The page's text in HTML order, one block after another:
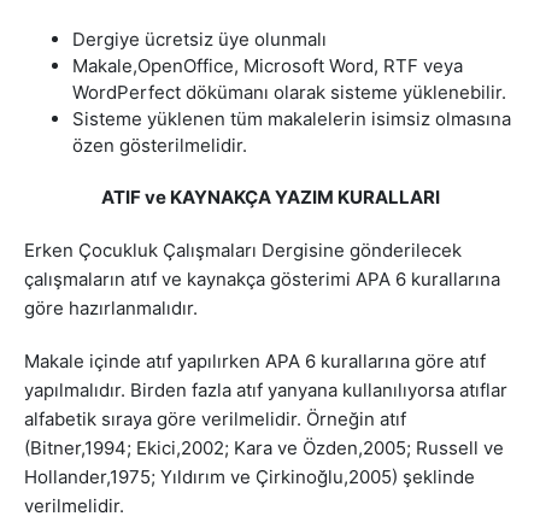
Dergiye ücretsiz üye olunmalı
Makale,OpenOffice, Microsoft Word, RTF veya
WordPerfect dökümanı olarak sisteme yüklenebilir.
Sisteme yüklenen tüm makalelerin isimsiz olmasına
özen gösterilmelidir.
ATIF ve KAYNAKÇA YAZIM KURALLARI
Erken Çocukluk Çalışmaları Dergisine gönderilecek
çalışmaların atıf ve kaynakça gösterimi APA 6 kurallarına
göre hazırlanmalıdır.
Makale içinde atıf yapılırken APA 6 kurallarına göre atıf
yapılmalıdır. Birden fazla atıf yanyana kullanılıyorsa atıflar
alfabetik sıraya göre verilmelidir. Örneğin atıf
(Bitner,1994; Ekici,2002; Kara ve Özden,2005; Russell ve
Hollander,1975; Yıldırım ve Çirkinoğlu,2005) şeklinde
verilmelidir.